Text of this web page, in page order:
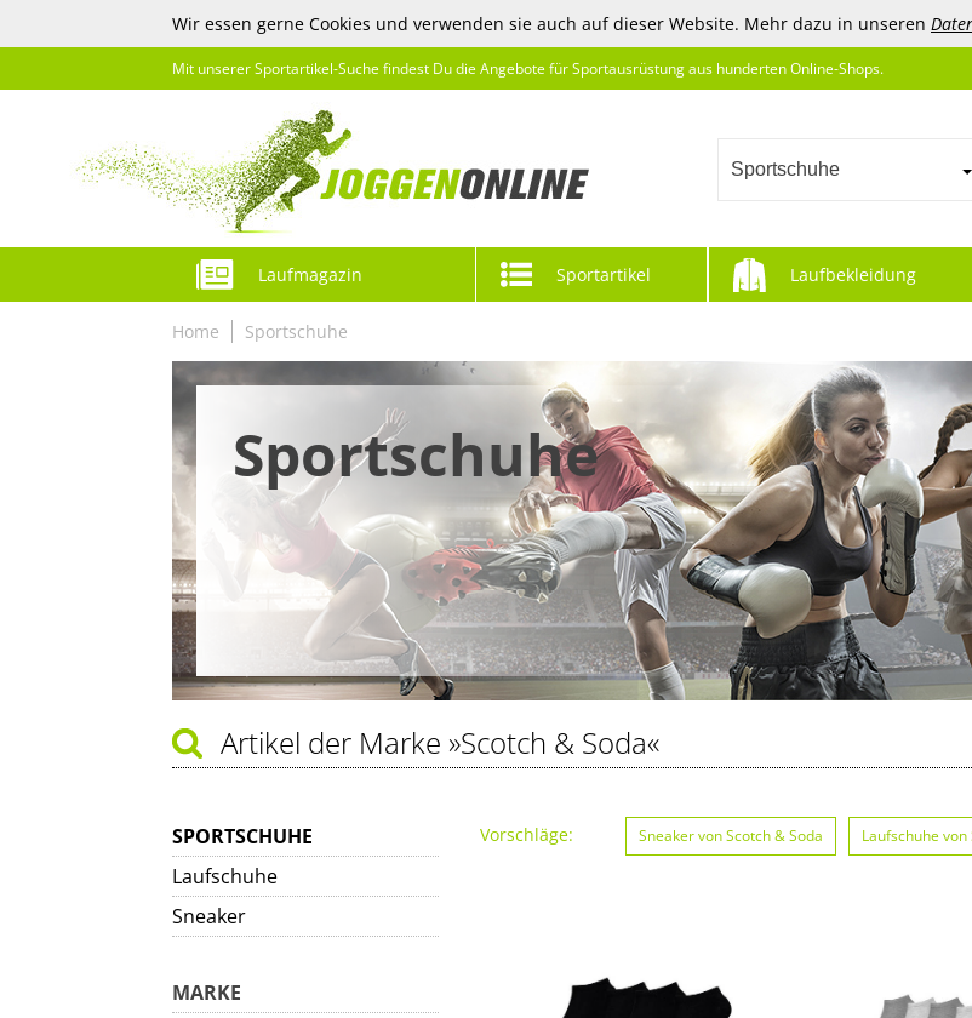
Wir essen gerne Cookies und verwenden sie auch auf dieser Website. Mehr dazu in unseren
Mit unserer Sportartikel-Suche findest Du die Angebote für Sportausrüstung aus hunderten Online-Shops.
Sportschuhe
Laufmagazin Sportartikel Laufbekleidung
Home Sportschuhe
Sportschuhe
Artikel der Marke »Scotch & Soda«
SPORTSCHUHE
Laufschuhe
Sneaker
MARKE
Vorschläge: Sneaker von Scotch & Soda Laufschuhe von